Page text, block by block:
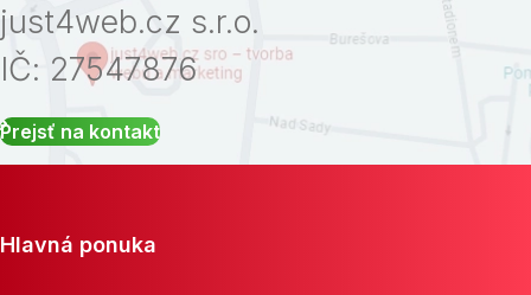
just4web.cz s.r.o.
IČ: 27547876
Prejsť na kontakt
Hlavná ponuka